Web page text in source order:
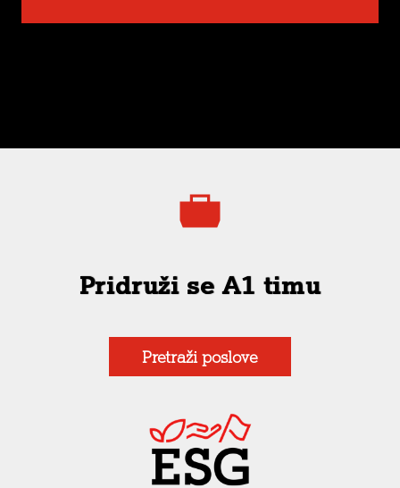
Pridruži se A1 timu
Pretraži poslove